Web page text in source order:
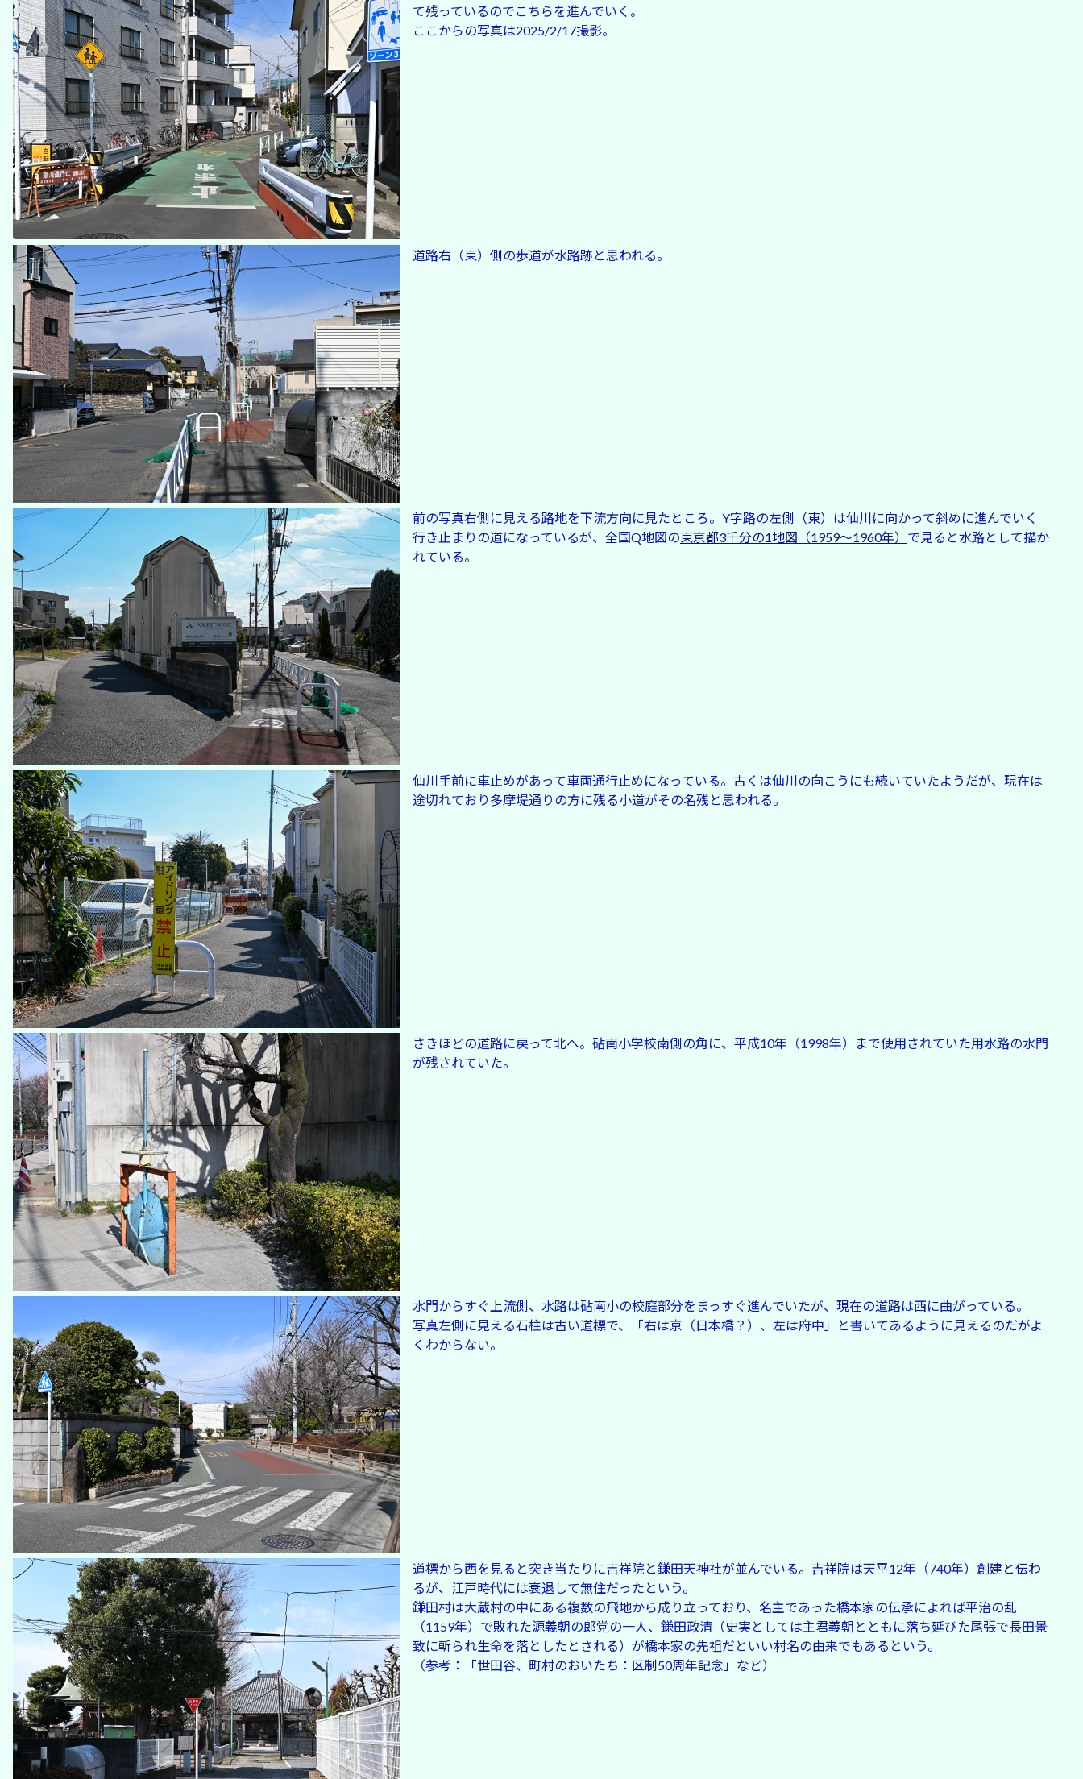
て残っているのでこちらを進んでいく。
ここからの写真は2025/2/17撮影。
道路右（東）側の歩道が水路跡と思われる。
前の写真右側に見える路地を下流方向に見たところ。Y字路の左側（東）は仙川に向かって斜めに進んでいく
行き止まりの道になっているが、全国Q地図の東京都3千分の1地図（1959〜1960年） で見ると水路として描か
れている。
仙川手前に車止めがあって車両通行止めになっている。古くは仙川の向こうにも続いていたようだが、現在は
途切れており多摩堤通りの方に残る小道がその名残と思われる。
さきほどの道路に戻って北へ。砧南小学校南側の角に、平成10年（1998年）まで使用されていた用水路の水門
が残されていた。
水門からすぐ上流側、水路は砧南小の校庭部分をまっすぐ進んでいたが、現在の道路は西に曲がっている。
写真左側に見える石柱は古い道標で、「右は京（日本橋？）、左は府中」と書いてあるように見えるのだがよ
くわからない。
道標から西を見ると突き当たりに吉祥院と鎌田天神社が並んでいる。吉祥院は天平12年（740年）創建と伝わ
るが、江戸時代には衰退して無住だったという。
鎌田村は大蔵村の中にある複数の飛地から成り立っており、名主であった橋本家の伝承によれば平治の乱
（1159年）で敗れた源義朝の郎党の一人、鎌田政清（史実としては主君義朝とともに落ち延びた尾張で長田景
致に斬られ生命を落としたとされる）が橋本家の先祖だといい村名の由来でもあるという。
（参考：「世田谷、町村のおいたち：区制50周年記念」など）